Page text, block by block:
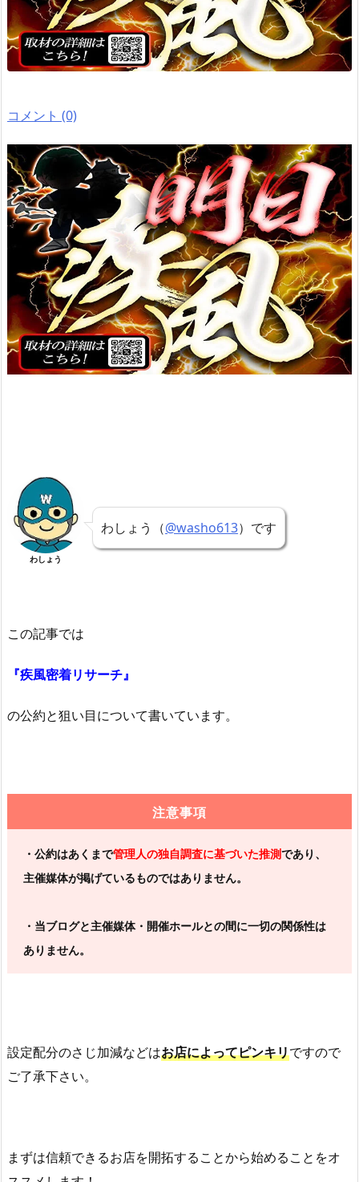
コメント (0)
わしょう
わしょう（@washo613）です
この記事では
『疾風密着リサーチ』
の公約と狙い目について書いています。
注意事項
・公約はあくまで管理人の独自調査に基づいた推測であり、
主催媒体が掲げているものではありません。
・当ブログと主催媒体・開催ホールとの間に一切の関係性は
ありません。
設定配分のさじ加減などはお店によってピンキリですので
ご了承下さい。
まずは信頼できるお店を開拓することから始めることをオ